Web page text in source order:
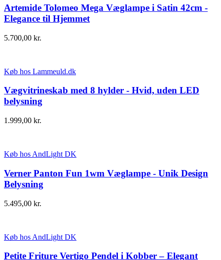
Artemide Tolomeo Mega Væglampe i Satin 42cm -
Elegance til Hjemmet
5.700,00 kr.
Køb hos Lammeuld.dk
Vægvitrineskab med 8 hylder - Hvid, uden LED
belysning
1.999,00 kr.
Køb hos AndLight DK
Verner Panton Fun 1wm Væglampe - Unik Design
Belysning
5.495,00 kr.
Køb hos AndLight DK
Petite Friture Vertigo Pendel i Kobber – Elegant